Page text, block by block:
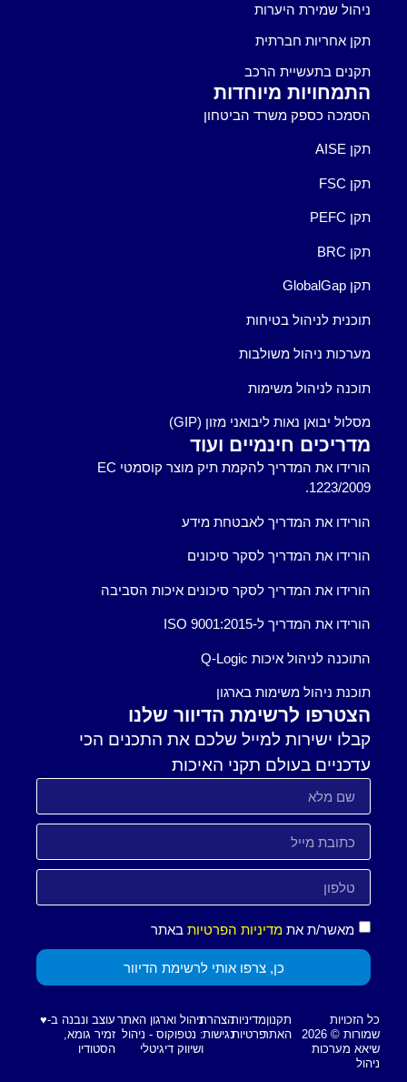
ניהול שמירת היערות
תקן אחריות חברתית
תקנים בתעשיית הרכב
התמחויות מיוחדות
הסמכה כספק משרד הביטחון
תקן AISE
תקן FSC
תקן PEFC
תקן BRC
תקן GlobalGap
תוכנית לניהול בטיחות
מערכות ניהול משולבות
תוכנה לניהול משימות
מסלול יבואן נאות ליבואני מזון (GIP)
מדריכים חינמיים ועוד
הורידו את המדריך להקמת תיק מוצר קוסמטי EC
1223/2009.
הורידו את המדריך לאבטחת מידע
הורידו את המדריך לסקר סיכונים
הורידו את המדריך לסקר סיכונים איכות הסביבה
הורידו את המדריך ל-ISO 9001:2015
התוכנה לניהול איכות Q-Logic
תוכנת ניהול משימות בארגון
הצטרפו לרשימת הדיוור שלנו
קבלו ישירות למייל שלכם את התכנים הכי
עדכניים בעולם תקני האיכות
מאשר/ת את מדיניות הפרטיות באתר
כן, צרפו אותי לרשימת הדיוור
כל הזכויות
שמורות © 2026
שיאא מערכות
ניהול
תקנון
האתר
מדיניות
פרטיות
הצהרת
נגישות
ניהול וארגון האתר
: נטפוקוס - ניהול
ושיווק דיגיטלי
עוצב ונבנה ב-♥︎
זמיר גומא,
הסטודיו